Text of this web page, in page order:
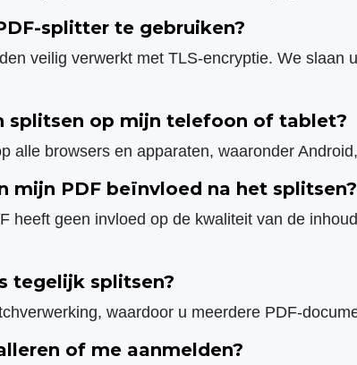
splitter te gebruiken?
veilig verwerkt met TLS-encryptie. We
splitsen op mijn telefoon of tablet?
alle browsers en apparaten, waaronder
mijn PDF beïnvloed na het splitsen?
heeft geen invloed op de kwaliteit van de
tegelijk splitsen?
waardoor u meerdere PDF-
of me aanmelden?